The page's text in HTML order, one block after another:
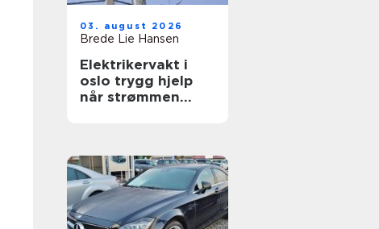
03. august 2026
Brede Lie Hansen
Elektrikervakt i
oslo trygg hjelp
når strømmen